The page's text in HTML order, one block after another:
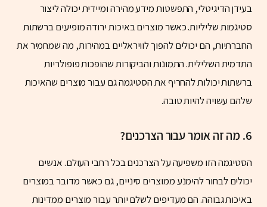
בעידן הדיגיטלי, התפשטות מידע מהירה ומיידית יכולה ליצור
סטיגמות שליליות. כאשר מוצרים באיכות ירודה מופיעים ברשתות
החברתיות, הם יכולים להפוך לוויראליים במהירות, מה שמחמיר את
התדמית השלילית. התמונות והביקורות שהופכות פופולריות
ברשתות יכולות להחריף את הסטיגמה גם עבור מוצרים שהאיכות
שלהם עשויה להיות טובה.
6. מה זה אומר עבור הצרכנים?
הסטיגמה הזו משפיעה על הצרכנים בכל רחבי העולם. אנשים
יכולים לבחור להימנע ממוצרים סיניים, גם כאשר מדובר במוצרים
באיכות גבוהה. הם מעדיפים לשלם יותר עבור מוצרים ממדינות